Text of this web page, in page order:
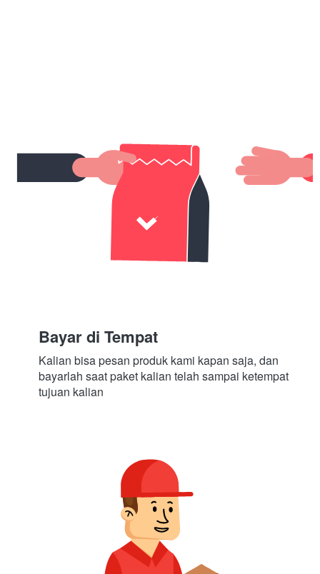
Bayar di Tempat
Kalian bisa pesan produk kami kapan saja, dan
bayarlah saat paket kalian telah sampai ketempat
tujuan kalian